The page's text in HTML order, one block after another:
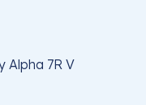
Alpha 7R V